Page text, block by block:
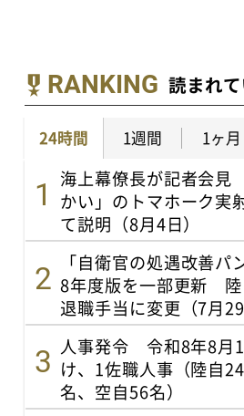
RANKING 読まれ
24時間 1週間 1ヶ月
海上幕僚長が記者会
かい」のトマホーク実
て説明（8月4日）
「自衛官の処遇改善パ
8年度版を一部更新 陸
退職手当に変更（7月29
人事発令 令和8年8月
け、1佐職人事（陸自
名、空自56名）